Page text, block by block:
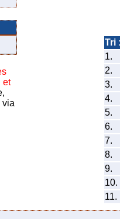
et
via
Tri
1.
2.
3.
4.
5.
6.
7.
8.
9.
10.
11.